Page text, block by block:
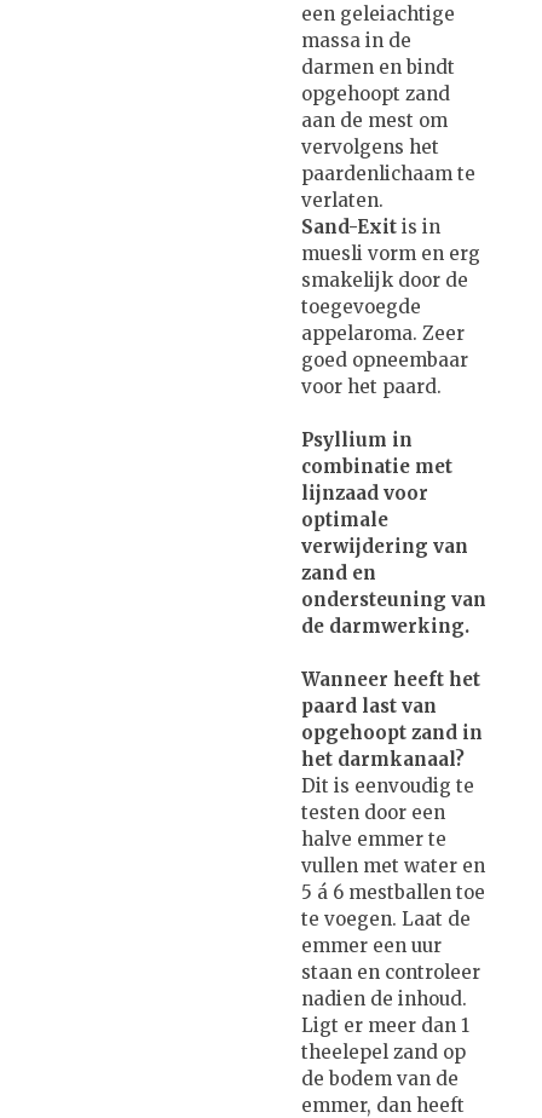
een geleiachtige
massa in de
darmen en bindt
opgehoopt zand
aan de mest om
vervolgens het
paardenlichaam te
verlaten.
Sand-Exit is in
muesli vorm en erg
smakelijk door de
toegevoegde
appelaroma. Zeer
goed opneembaar
voor het paard.
Psyllium in
combinatie met
lijnzaad voor
optimale
verwijdering van
zand en
ondersteuning van
de darmwerking.
Wanneer heeft het
paard last van
opgehoopt zand in
het darmkanaal?
Dit is eenvoudig te
testen door een
halve emmer te
vullen met water en
5 á 6 mestballen toe
te voegen. Laat de
emmer een uur
staan en controleer
nadien de inhoud.
Ligt er meer dan 1
theelepel zand op
de bodem van de
emmer, dan heeft